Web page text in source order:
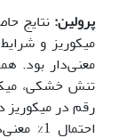
پرولین: نتایج
معنی‌دار بود.
تنش خشکی،
رقم در